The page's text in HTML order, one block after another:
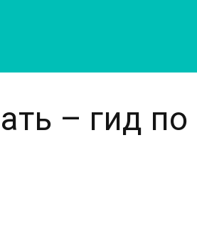
– гид по